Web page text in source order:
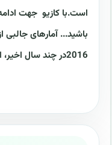
است.با کازیو جهت
باشید... آمارهای جالبی
2016در چند سال اخیر، اهمیت محتوای..